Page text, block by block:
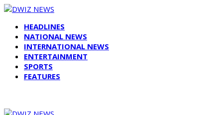
HEADLINES
NATIONAL NEWS
INTERNATIONAL NEWS
ENTERTAINMENT
SPORTS
FEATURES